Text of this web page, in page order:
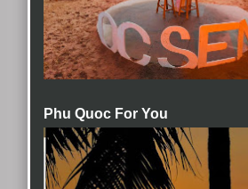
Phu Quoc For You